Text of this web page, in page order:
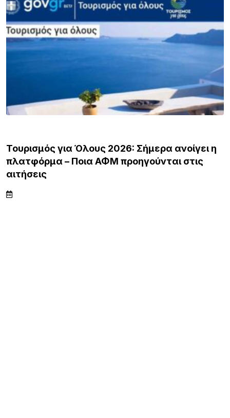
Τουρισμός για Όλους 2026: Σήμερα ανοίγει η
πλατφόρμα – Ποια ΑΦΜ προηγούνται στις
αιτήσεις